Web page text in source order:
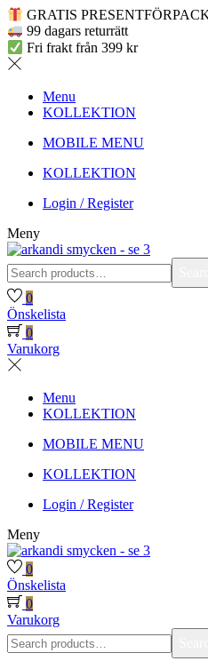
GRATIS
99 dagars returrätt
Fri frakt från 399 kr
Menu
KOLLEKTION
MOBILE MENU
KOLLEKTION
Login / Register
Meny
Search
for:>
0
Önskelista
0
Varukorg
Menu
KOLLEKTION
MOBILE MENU
KOLLEKTION
Login / Register
Meny
0
Önskelista
0
Varukorg
Search
for:>